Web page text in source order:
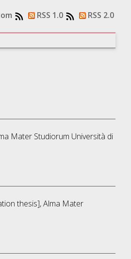
RSS 1.0 RSS 2.0
Mater Studiorum Università di
thesis], Alma Mater